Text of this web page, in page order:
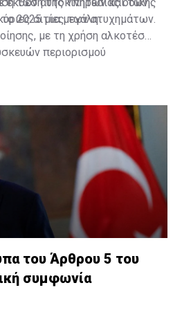
αιτίες των ατυχημάτων.
2025 μια μεγάλη
με τη χρήση αλκοτέστ
περιορισμού
του Άρθρου 5 του
συμφωνία